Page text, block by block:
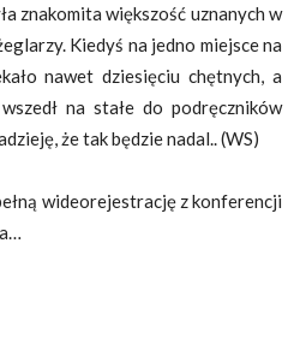
znakomita większość uznanych w
Kiedyś na jedno miejsce na
nawet dziesięciu chętnych, a
na stałe do podręczników
że tak będzie nadal.. (WS)
wideorejestrację z konferencji